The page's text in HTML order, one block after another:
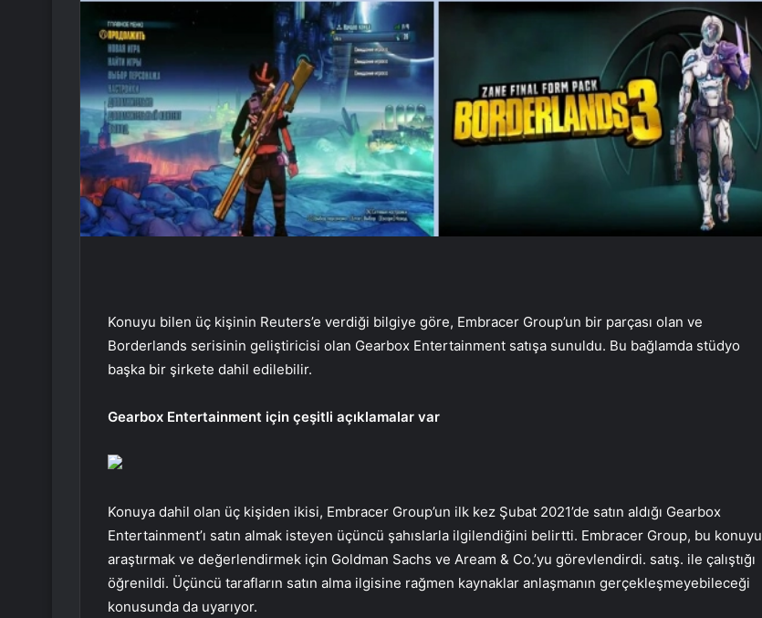
Konuyu bilen üç kişinin Reuters’e verdiği bilgiye göre, Embracer Group’un bir parçası olan ve
Borderlands serisinin geliştiricisi olan Gearbox Entertainment satışa sunuldu. Bu bağlamda stüdyo
başka bir şirkete dahil edilebilir.
Gearbox Entertainment için çeşitli açıklamalar var
Konuya dahil olan üç kişiden ikisi, Embracer Group’un ilk kez Şubat 2021’de satın aldığı Gearbox
Entertainment’ı satın almak isteyen üçüncü şahıslarla ilgilendiğini belirtti. Embracer Group, bu konuyu
araştırmak ve değerlendirmek için Goldman Sachs ve Aream & Co.’yu görevlendirdi. satış. ile çalıştığı
öğrenildi. Üçüncü tarafların satın alma ilgisine rağmen kaynaklar anlaşmanın gerçekleşmeyebileceği
konusunda da uyarıyor.